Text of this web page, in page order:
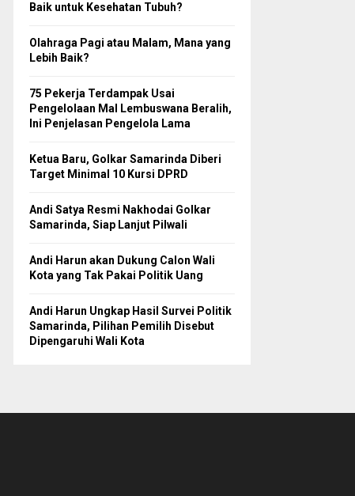
Baik untuk Kesehatan Tubuh?
Olahraga Pagi atau Malam, Mana yang
Lebih Baik?
75 Pekerja Terdampak Usai
Pengelolaan Mal Lembuswana Beralih,
Ini Penjelasan Pengelola Lama
Ketua Baru, Golkar Samarinda Diberi
Target Minimal 10 Kursi DPRD
Andi Satya Resmi Nakhodai Golkar
Samarinda, Siap Lanjut Pilwali
Andi Harun akan Dukung Calon Wali
Kota yang Tak Pakai Politik Uang
Andi Harun Ungkap Hasil Survei Politik
Samarinda, Pilihan Pemilih Disebut
Dipengaruhi Wali Kota